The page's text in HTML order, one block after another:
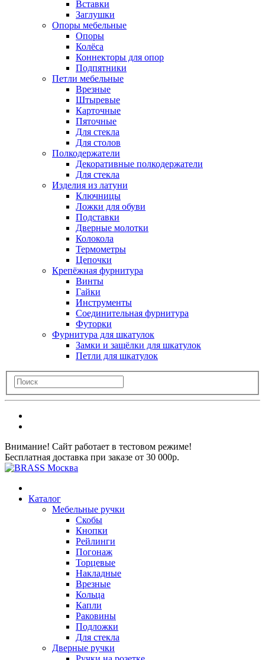
Вставки
Заглушки
Опоры мебельные
Опоры
Колёса
Коннекторы для опор
Подпятники
Петли мебельные
Врезные
Штыревые
Карточные
Пяточные
Для стекла
Для столов
Полкодержатели
Декоративные полкодержатели
Для стекла
Изделия из латуни
Ключницы
Ложки для обуви
Подставки
Дверные молотки
Колокола
Термометры
Цепочки
Крепёжная фурнитура
Винты
Гайки
Инструменты
Соединительная фурнитура
Футорки
Фурнитура для шкатулок
Замки и защёлки для шкатулок
Петли для шкатулок
Внимание! Сайт работает в тестовом режиме!
Бесплатная доставка при заказе от 30 000р.
Каталог
Мебельные ручки
Скобы
Кнопки
Рейлинги
Погонаж
Торцевые
Накладные
Врезные
Кольца
Капли
Раковины
Подложки
Для стекла
Дверные ручки